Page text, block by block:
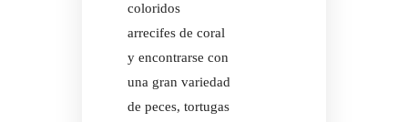
EXCURSIONES
ACTIVIDADES
coloridos
arrecifes de coral
y encontrarse con
una gran variedad
de peces, tortugas